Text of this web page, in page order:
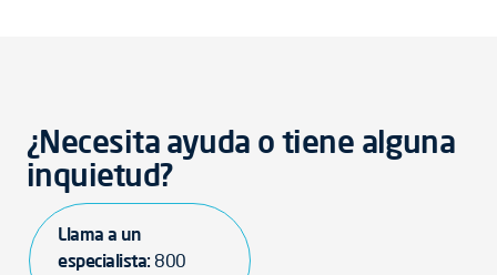
¿Necesita ayuda o tiene alguna
inquietud?
Llama a un
especialista:800